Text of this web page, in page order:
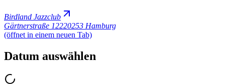
Birdland Jazzclub
Gärtnerstraße 12220253 Hamburg
(öffnet in einem neuen Tab)
Datum auswählen